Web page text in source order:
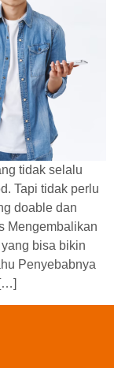
tidak selalu
Tapi tidak perlu
doable dan
Mengembalikan
bisa bikin
Penyebabnya